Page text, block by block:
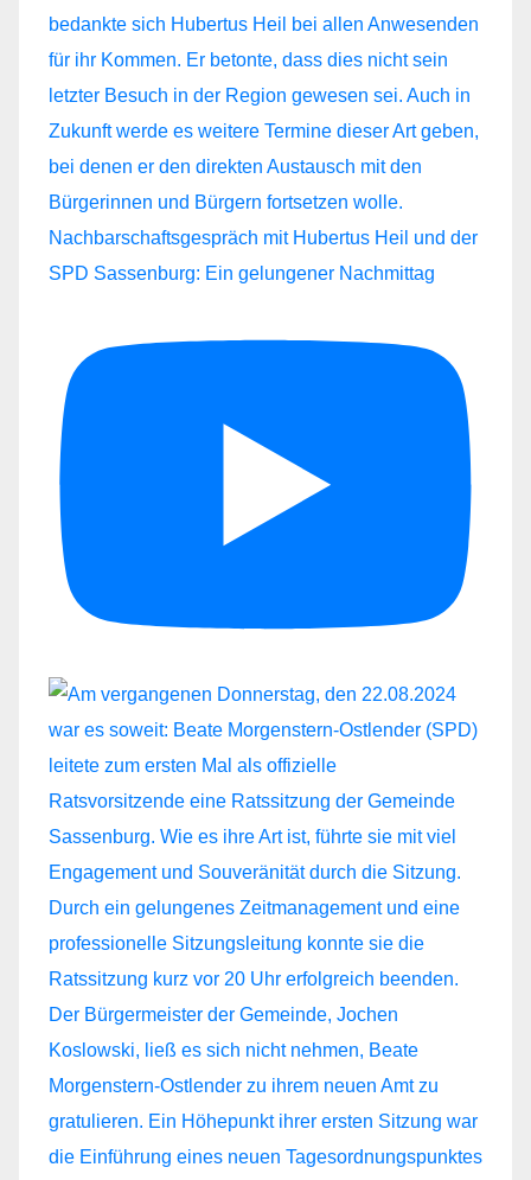
Nachbarschaftsgespräch mit Hubertus Heil und der
SPD Sassenburg: Ein gelungener Nachmittag